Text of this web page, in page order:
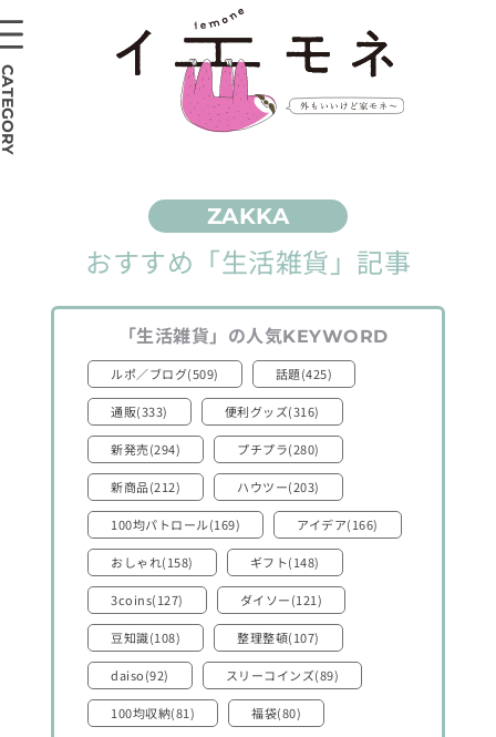
おすすめ 「生活雑貨」 記事
「生活雑貨」 の人気KEYWORD
ルポ／ブログ(509) 話題(425)
通販(333) 便利グッズ(316)
新発売(294) プチプラ(280)
新商品(212) ハウツー(203)
100均パトロール(169) アイデア(166)
おしゃれ(158) ギフト(148)
3coins(127) ダイソー(121)
豆知識(108) 整理整頓(107)
daiso(92) スリーコインズ(89)
100均収納(81) 福袋(80)